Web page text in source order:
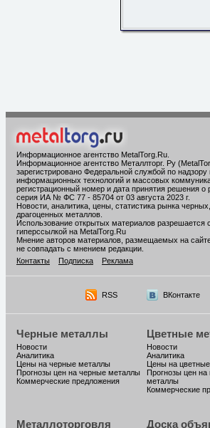
Информационное агентство MetalTorg.Ru
Информационное агентство Металлторг. Ру
зарегистрировано Федеральной службой по надзору
информационных технологий и массовых
регистрационный номер и дата принятия решения о
серия ИА № ФС 77 - 85704 от 03 августа 2023 г.
Новости, аналитика, цены, статистика рынка
драгоценных металлов.
Использование открытых материалов разрешается
гиперссылкой на MetalTorg.Ru
Мнение авторов материалов, размещаемых на
не совпадать с мнением редакции.
Контакты
Подписка Реклама
RSS ВКонтакте
Черные металлы
Новости
Аналитика
Цены на черные металлы
Прогнозы цен на черные металлы
Коммерческие предложения
Цветные
Новости
Аналитика
Цены на
Прогнозы цен на
металлы
Коммерческие
Металлоторговля Доска